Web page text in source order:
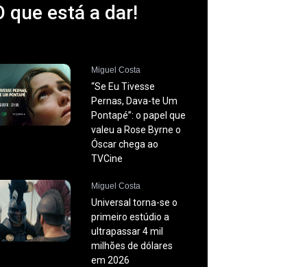
que está a dar!
Miguel Costa
“Se Eu Tivesse
Pernas, Dava-te Um
Pontapé”: o papel que
valeu a Rose Byrne o
Óscar chega ao
TVCine
Miguel Costa
Universal torna-se o
primeiro estúdio a
ultrapassar 4 mil
milhões de dólares
em 2026